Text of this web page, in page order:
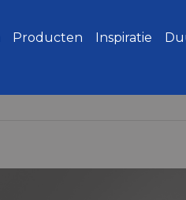
Producten Inspiratie